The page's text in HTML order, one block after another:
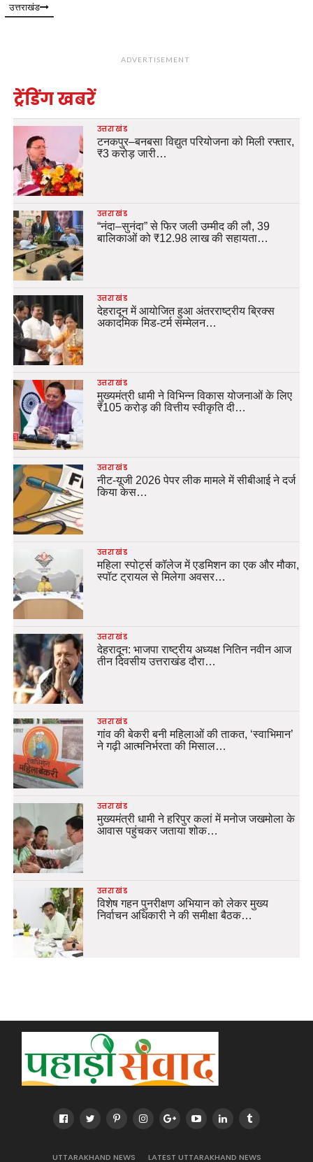
उत्तराखंड
ADVERTISEMENT
ट्रेंडिंग खबरें
उत्तराखंड
टनकपुर–बनबसा विद्युत परियोजना को मिली रफ्तार,
₹3 करोड़ जारी…
उत्तराखंड
“नंदा–सुनंदा” से फिर जली उम्मीद की लौ, 39
बालिकाओं को ₹12.98 लाख की सहायता…
उत्तराखंड
देहरादून में आयोजित हुआ अंतरराष्ट्रीय ब्रिक्स
अकादमिक मिड-टर्म सम्मेलन…
उत्तराखंड
मुख्यमंत्री धामी ने विभिन्न विकास योजनाओं के लिए
₹105 करोड़ की वित्तीय स्वीकृति दी…
उत्तराखंड
नीट-यूजी 2026 पेपर लीक मामले में सीबीआई ने दर्ज
किया केस…
उत्तराखंड
महिला स्पोर्ट्स कॉलेज में एडमिशन का एक और मौका,
स्पॉट ट्रायल से मिलेगा अवसर…
उत्तराखंड
देहरादून: भाजपा राष्ट्रीय अध्यक्ष नितिन नवीन आज
तीन दिवसीय उत्तराखंड दौरा…
उत्तराखंड
गांव की बेकरी बनी महिलाओं की ताकत, ‘स्वाभिमान’
ने गढ़ी आत्मनिर्भरता की मिसाल…
उत्तराखंड
मुख्यमंत्री धामी ने हरिपुर कलां में मनोज जखमोला के
आवास पहुंचकर जताया शोक…
उत्तराखंड
विशेष गहन पुनरीक्षण अभियान को लेकर मुख्य
निर्वाचन अधिकारी ने की समीक्षा बैठक…
UTTARAKHAND NEWS LATEST UTTARAKHAND NEWS